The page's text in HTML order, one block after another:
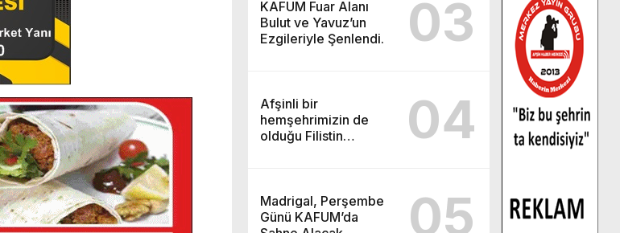
KAFUM Fuar Alanı
Bulut ve Yavuz’un
Ezgileriyle Şenlendi.
03
Afşinli bir
hemşehrimizin de
olduğu Filistin
04
Madrigal, Perşembe
Günü KAFUM’da
05